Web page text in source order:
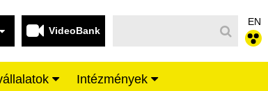
VideoBank
EN
Intézmények